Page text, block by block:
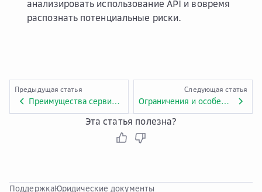
анализировать использование API и вовремя
распознать потенциальные риски.
Предыдущая статья
Преимущества сервиса API Gateway
Следующая статья
Ограничения и особенности сервиса API Gateway
Эта статья полезна?
ПоддержкаЮридические документы